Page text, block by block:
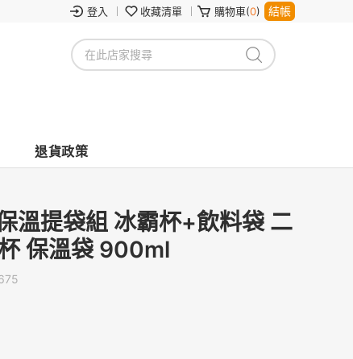
登入 收藏清單 購物車(0) 結帳
退貨政策
溫提袋組 冰霸杯+飲料袋 二
保溫袋 900ml